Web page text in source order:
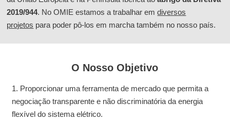
2019/944. No OMIE estamos a trabalhar emdiversos
projetos para poder pô-los em marcha também no nosso país.
O Nosso Objetivo
Proporcionar uma ferramenta de mercado que permita a
negociação transparente e não discriminatória da energia
flexível do sistema elétrico.